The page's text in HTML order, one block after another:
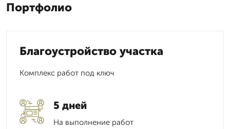
Портфолио
Благоустройство участка
Комплекс работ под ключ
5 дней
На выполнение работ